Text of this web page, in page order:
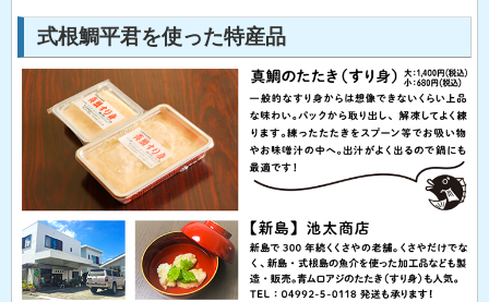
式根鯛平君を使った特産品